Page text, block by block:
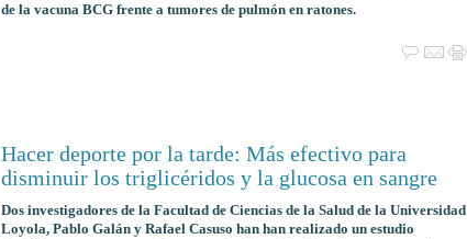
de la vacuna BCG frente a tumores de pulmón en ratones.
Hacer deporte por la tarde: Más efectivo para
disminuir los triglicéridos y la glucosa en sangre
Dos investigadores de la Facultad de Ciencias de la Salud de la Universidad
Loyola, Pablo Galán y Rafael Casuso han han realizado un estudio